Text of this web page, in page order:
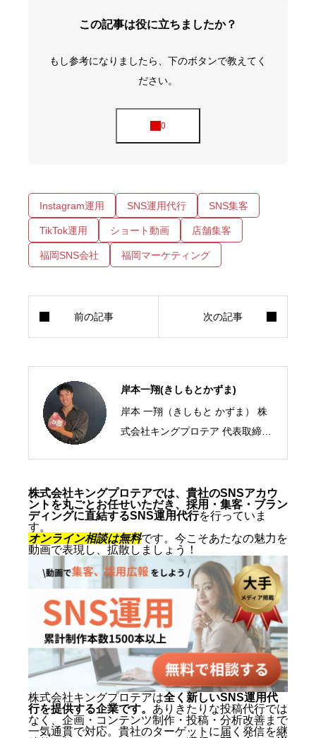
この記事は役に立ちましたか？
もし参考になりましたら、下のボタンで教えてく
ださい。
Instagram運用 SNS運用代行 SNS集客
TikTok運用 ショート動画 店舗集客
福岡SNS会社 福岡マーケティング
岸本一翔(きしもとかずま)
岸本 一翔（きしもと かずま） 株
式会社キングプロテア 代表取締役
市生まれ。10代からSNSマーケテ
ィングの最前線に立ち、ショート
動画を軸にした集客・ブランディ
ングを専門とする。SNS運用代行
およびショート動画制作では累計
1,500本以上を手がけ、再生され
る動画の型と、フォロワーを「指
名・来店・売上」へ変える設計に
定評がある。 キャリアの原点は、
札幌でも有数のAI先進企業・株式
会社エグゼクティブマーケティン
グジャパン。執行役員を2年間務
め、AIO対策（AI検索最適化）を
株式会社キングプロテアでは、貴社のSNSアカウ
ントを丸ごとお任せいただき、採用・集客・ブラン
ディングに直結するSNS運用代行を行っていま
す。
オンライン相談は無料です。今こそあたなの魅力を
動画で表現し、拡散しましょう！
株式会社キングプロテアは全く新しいSNS運用代
行を提供する企業です。 ありきたりな投稿代行では
なく、企画・コンテンツ制作・投稿・分析改善まで
一気通貫で対応。貴社のターゲットに届く発信を継